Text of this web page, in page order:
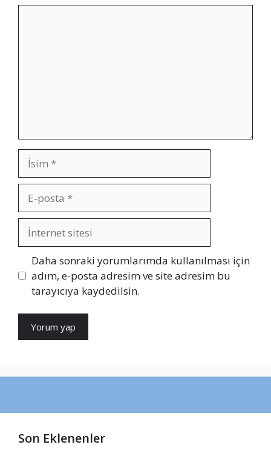
İsim
posta
İnternet
sitesi
Daha sonraki yorumlarımda kullanılması için
adım, e-posta adresim ve site adresim bu
tarayıcıya kaydedilsin.
Son Eklenenler